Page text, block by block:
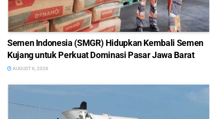
Semen Indonesia (SMGR) Hidupkan Kembali Semen
Kujang untuk Perkuat Dominasi Pasar Jawa Barat
AUGUST 6, 2026